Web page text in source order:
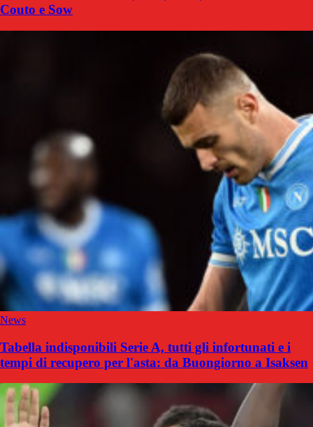
Couto e Sow
News
Tabella indisponibili Serie A, tutti gli infortunati e i
tempi di recupero per l'asta: da Buongiorno a Isaksen